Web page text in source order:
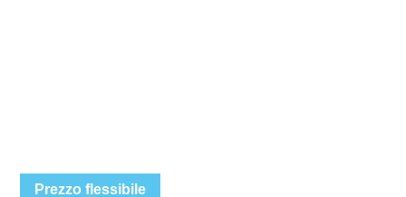
Prezzo flessibile